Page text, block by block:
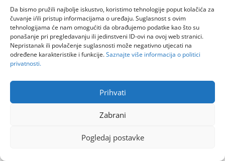
Da bismo pružili najbolje iskustvo, koristimo tehnologije poput kolačića za
čuvanje i/ili pristup informacijama o uređaju. Suglasnost s ovim
tehnologijama će nam omogućiti da obrađujemo podatke kao što su
ponašanje pri pregledavanju ili jedinstveni ID-ovi na ovoj web stranici.
Nepristanak ili povlačenje suglasnosti može negativno utjecati na
određene karakteristike i funkcije.Saznajte više informacija o politici
privatnosti.
Prihvati
Zabrani
Pogledaj postavke
“plave linkove” u interaktivni AI sustav koji
korisnicima daje gotove odgovore. Promjenu je
slikovito opisao novinar Lider Media Jozo...